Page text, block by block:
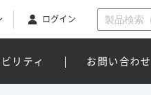
ログイン
リティ お問い合わせ